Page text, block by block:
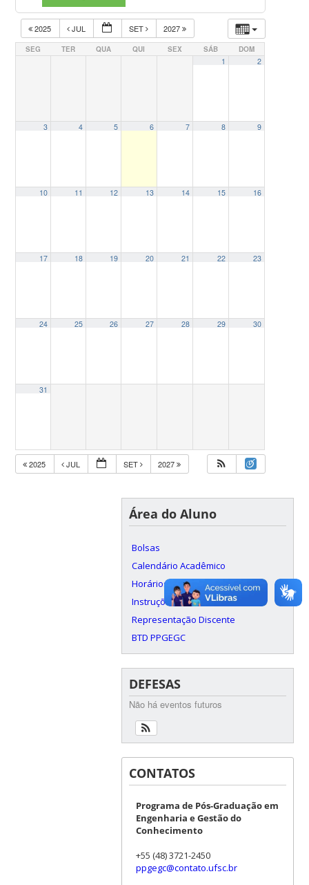
2025 JUL SET 2027
SEG TER QUA QUI SEX SÁB DOM
1 2
3 4 5 6 7 8 9
10 11 12 13 14 15 16
17 18 19 20 21 22 23
24 25 26 27 28 29 30
31
2025 JUL SET 2027
Área do Aluno
Bolsas
Calendário Acadêmico
Horários
Instruções e formulários
Representação Discente
BTD PPGEGC
DEFESAS
Não há eventos futuros
CONTATOS
Programa de Pós-Graduação em
Engenharia e Gestão do
Conhecimento
+55 (48) 3721-2450
ppgegc@contato.ufsc.br